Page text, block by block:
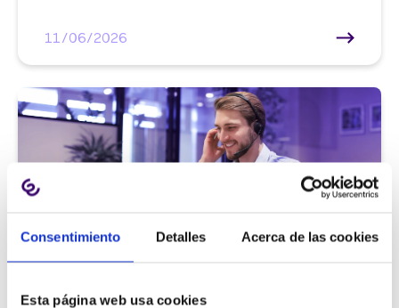
Consentimiento Detalles Acerca de las cookies
Esta página web usa cookies
11/06/2026